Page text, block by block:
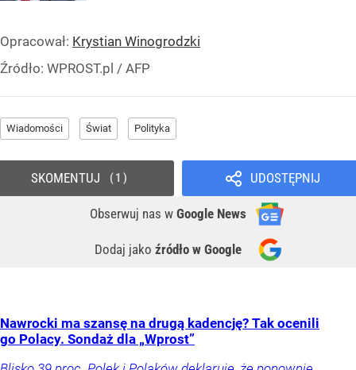
Opracował: Krystian Winogrodzki
Źródło: WPROST.pl / AFP
Wiadomości Świat Polityka
UDOSTĘPNIJ
Obserwuj nas w Google News
Dodaj jako źródło w Google
SKOMENTUJ 1
Nawrocki ma szansę na drugą kadencję? Tak ocenili
go Polacy. Sondaż dla „Wprost”